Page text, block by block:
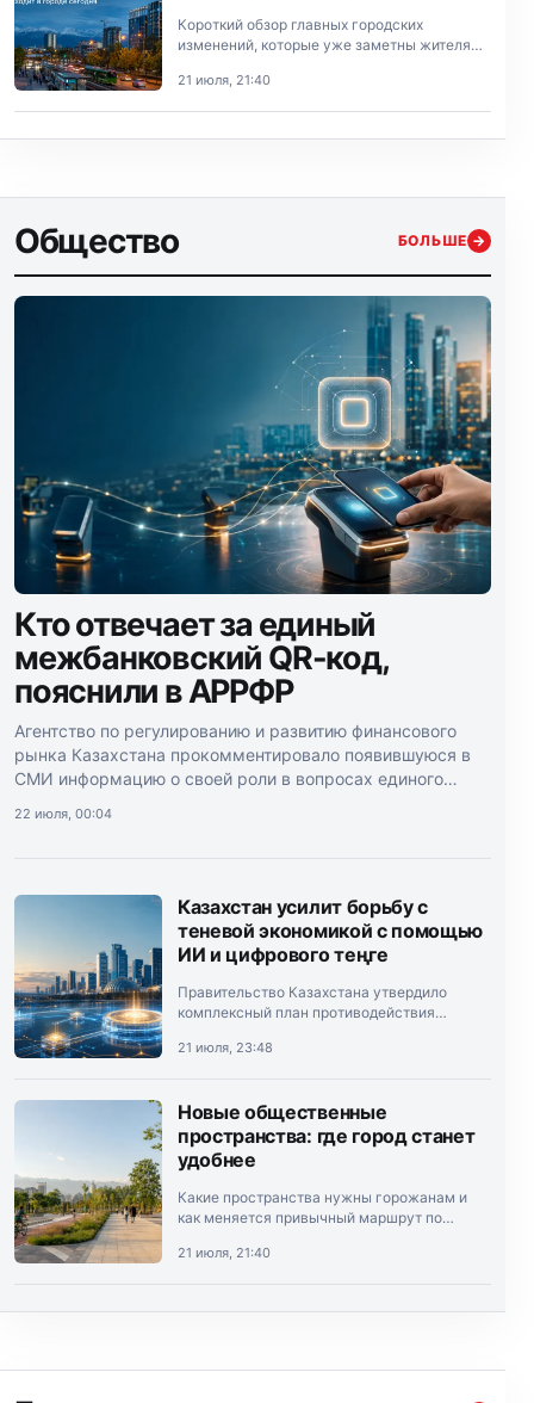
Короткий обзор главных городских
изменений, которые уже заметны жителям
21 июля, 21:40
Общество БОЛЬШЕ →
Кто отвечает за единый
межбанковский QR-код,
пояснили в АРРФР
Агентство по регулированию и развитию финансового
рынка Казахстана прокомментировало появившуюся в
СМИ информацию о своей роли в вопросах единого
22 июля, 00:04
Казахстан усилит борьбу с
теневой экономикой с помощью
ИИ и цифрового теңге
Правительство Казахстана утвердило
комплексный план противодействия
Документ подписал премьер-министр
21 июля, 23:48
Новые общественные
пространства: где город станет
удобнее
Какие пространства нужны горожанам и
как меняется привычный маршрут по
21 июля, 21:40